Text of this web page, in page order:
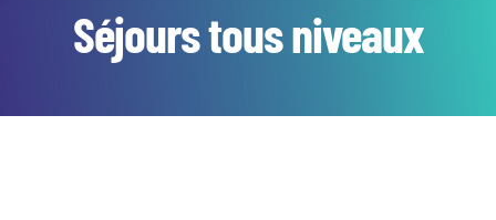
Séjours tous niveaux